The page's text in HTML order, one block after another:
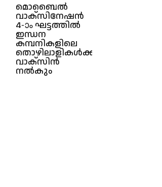
മൊബൈൽ
വാക്സിനേഷൻ
4-ാം ഘട്ടത്തിൽ
ഇന്ധന
കമ്പനികളിലെ
തൊഴിലാളികൾക്കും
വാക്സിൻ
നൽകും